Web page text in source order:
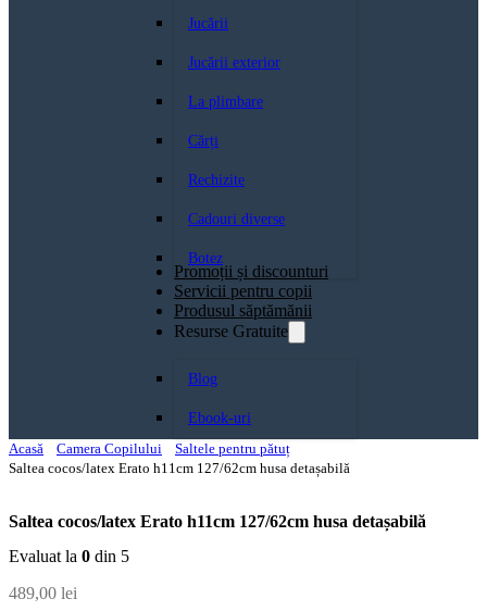
Jucării
Jucării exterior
La plimbare
Cărți
Rechizite
Cadouri diverse
Botez
Promoții și discounturi
Servicii pentru copii
Produsul săptămănii
Resurse Gratuite
Blog
Ebook-uri
Acasă
Camera Copilului
Saltele pentru pătuț
Saltea cocos/latex Erato h11cm 127/62cm husa detașabilă
Saltea cocos/latex Erato h11cm 127/62cm husa detașabilă
Evaluat la 0 din 5
489,00 lei